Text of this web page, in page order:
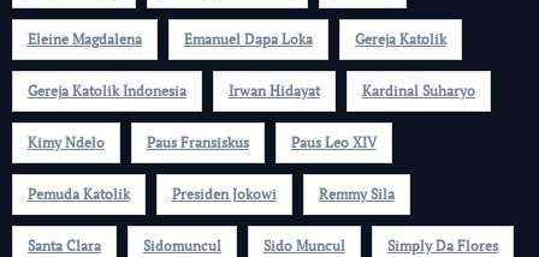
Eleine Magdalena Emanuel Dapa Loka Gereja Katolik
Gereja Katolik Indonesia Irwan Hidayat Kardinal Suharyo
Kimy Ndelo Paus Fransiskus Paus Leo XIV
Pemuda Katolik Presiden Jokowi Remmy Sila
Santa Clara Sidomuncul Sido Muncul Simply Da Flores